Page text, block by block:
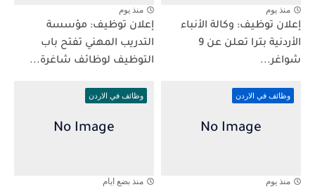
منذ يوم
إعلان توظيف: وكالة الأنباء
الأردنية بترا تعلن عن 9
شواغر...
منذ يوم
إعلان توظيف: مؤسسة
التدريب المهني تفتح باب
التوظيف لوظائف شاغرة...
وظائف في الاردن
منذ يوم
وظائف في الاردن
منذ بضع ايام